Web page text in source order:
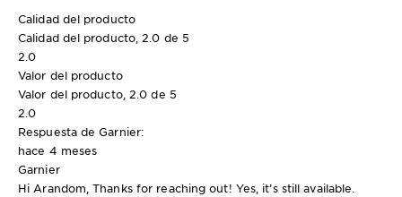
Calidad del producto
Calidad del producto, 2.0 de 5
2.0
Valor del producto
Valor del producto, 2.0 de 5
2.0
Respuesta de Garnier:
hace 4 meses
Garnier
Hi Arandom, Thanks for reaching out! Yes, it’s still available.